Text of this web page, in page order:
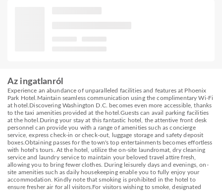
Az ingatlanról
Experience an abundance of unparalleled facilities and features at Phoenix
Park Hotel.Maintain seamless communication using the complimentary Wi-Fi
at hotel.Discovering Washington D.C. becomes even more accessible, thanks
to the taxi amenities provided at the hotel.Guests can avail parking facilities
at the hotel.During your stay at this fantastic hotel, the attentive front desk
personnel can provide you with a range of amenities such as concierge
service, express check-in or check-out, luggage storage and safety deposit
boxes.Obtaining passes for the town's top entertainments becomes effortless
with hotel's tours. At the hotel, utilize the on-site laundromat, dry cleaning
service and laundry service to maintain your beloved travel attire fresh,
allowing you to bring fewer clothes. During leisurely days and evenings, on-
site amenities such as daily housekeeping enable you to fully enjoy your
accommodation. Kindly note that smoking is prohibited in the hotel to
ensure fresher air for all visitors.For visitors wishing to smoke, designated